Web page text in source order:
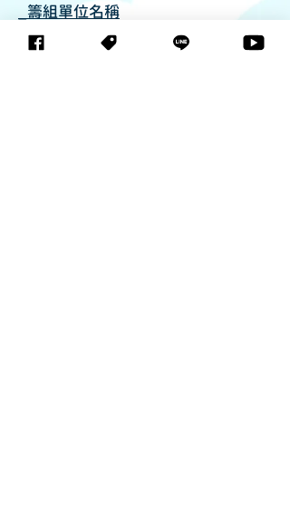
_籌組單位名稱
承辦人將於2個工作天內回覆是否報
名成功，敬請留意收件。